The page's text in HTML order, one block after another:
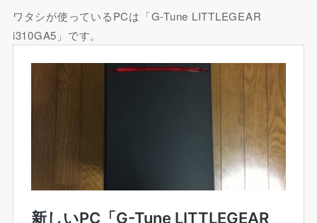
ワタシが使っているPCは「G-Tune LITTLEGEAR
i310GA5」です。